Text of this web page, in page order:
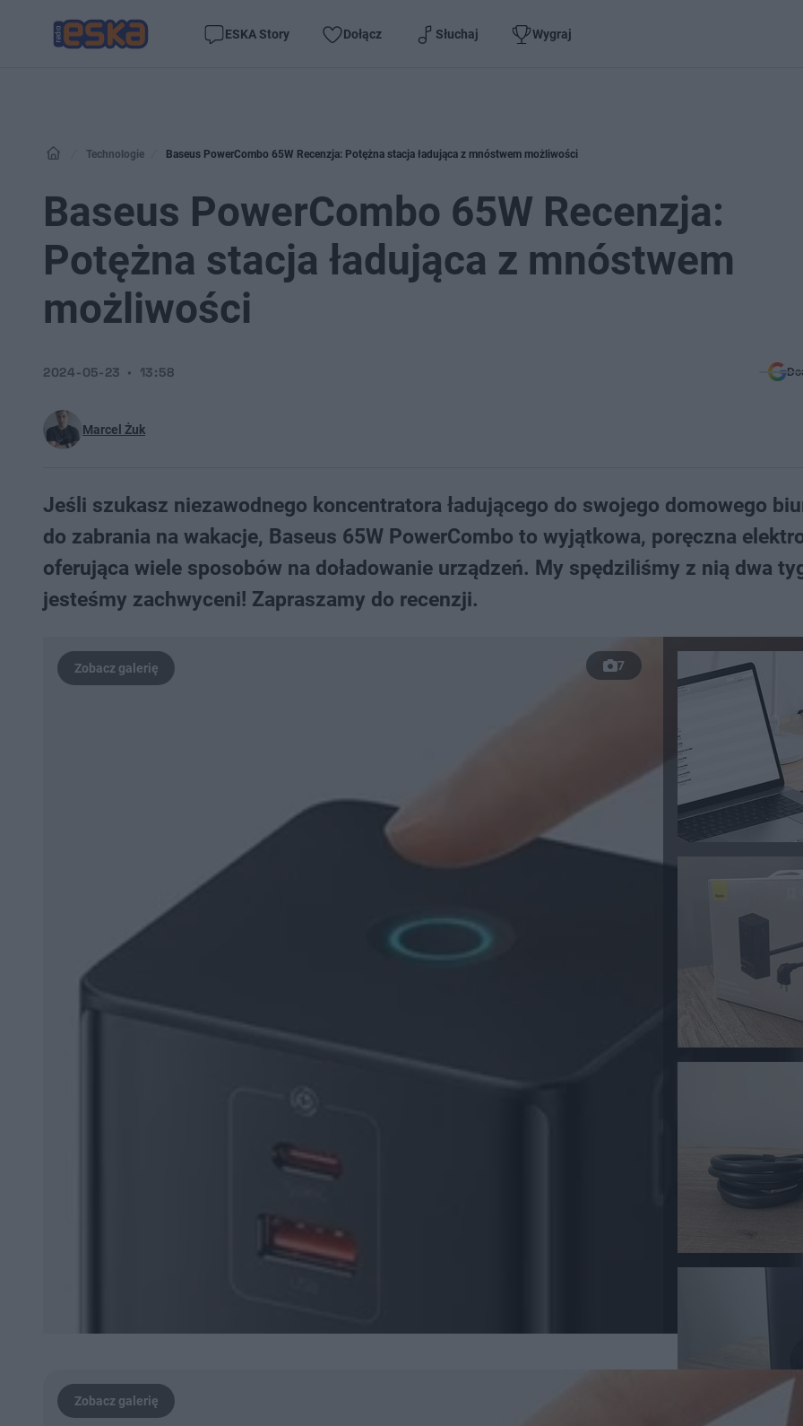
ESKA Story Dołącz Słuchaj Wygraj
Technologie Baseus PowerCombo 65W Recenzja: Potężna stacja ładująca z mnóstwem możliwości
Baseus PowerCombo 65W Recenzja:
Potężna stacja ładująca z mnóstwem
możliwości
Marcel Żuk
2024-05-23 13:58
Jeśli szukasz niezawodnego koncentratora ładującego do swojego domowego
do zabrania na wakacje, Baseus 65W PowerCombo to wyjątkowa, poręczna
oferująca wiele sposobów na doładowanie urządzeń. My spędziliśmy z nią dwa
jesteśmy zachwyceni! Zapraszamy do recenzji.
7